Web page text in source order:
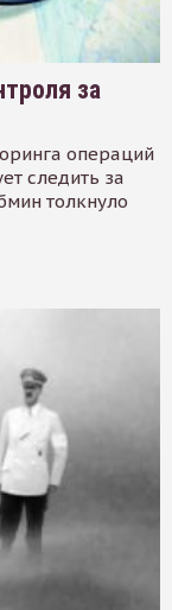
за
операций
следить за
толкнуло